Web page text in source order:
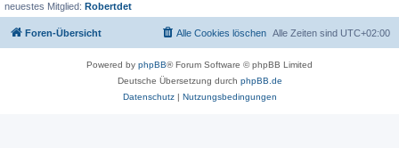
neuestes Mitglied: Robertdet
Foren-Übersicht Alle Zeiten sind UTC+02:00
Alle Cookies löschen
Powered by phpBB® Forum Software © phpBB Limited
Deutsche Übersetzung durch phpBB.de
Datenschutz| Nutzungsbedingungen